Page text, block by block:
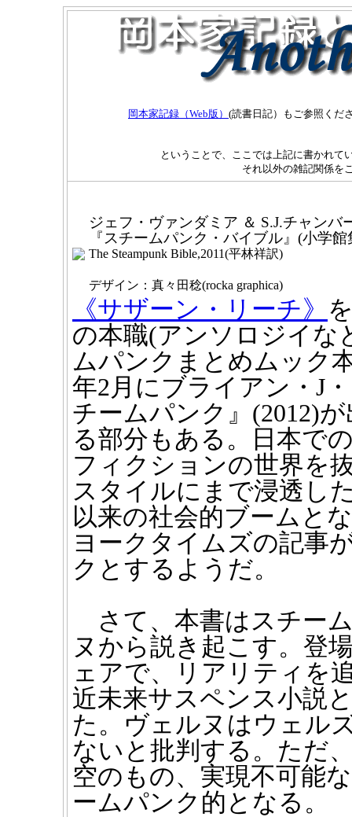
岡本家記録（Web版） (読書日記）もご参照くだ
ということで、ここでは上記に書かれて
それ以外の雑記関係を
ジェフ・ヴァンダミア ＆ S.J.チャンバ
『スチームパンク・バイブル』(小学
The Steampunk Bible,2011(平林祥訳)
デザイン：真々田稔(rocka graphica)
《サザーン・リーチ》
の本職(アンソロジイな
ムパンクまとめムック
年2月にブライアン・J
チームパンク』(2012)
る部分もある。日本で
フィクションの世界を
スタイルにまで浸透し
以来の社会的ブームと
ヨークタイムズの記事
クとするようだ。
さて、本書はスチー
ヌから説き起こす。登
ェアで、リアリティを
近未来サスペンス小説
た。ヴェルヌはウェル
ないと批判する。ただ
空のもの、実現不可能
ームパンク的となる。